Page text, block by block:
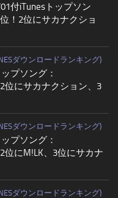
付iTunesトップソン
！2位にサカナクショ
ダウンロードランキング)
プソング：
位にサカナクション、3
ダウンロードランキング)
プソング：
位にM!LK、3位にサカナ
ダウンロードランキング)